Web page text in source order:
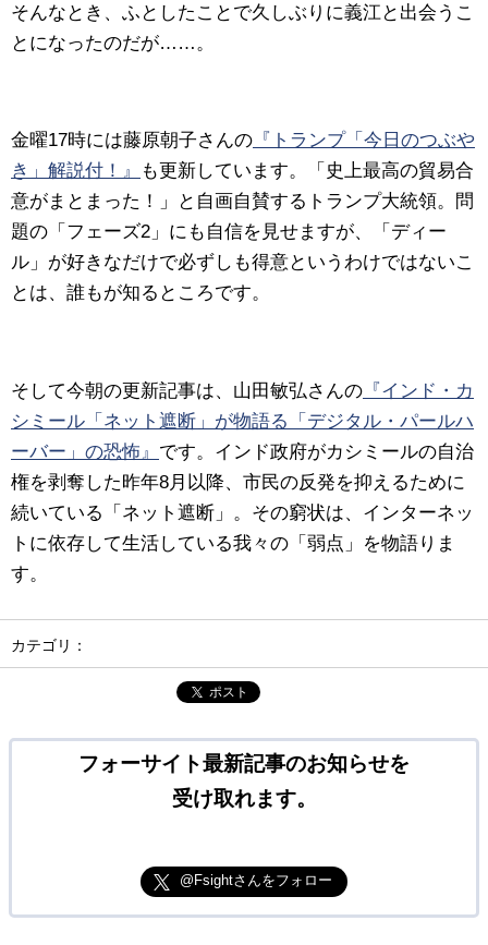
そんなとき、ふとしたことで久しぶりに義江と出会うこ
とになったのだが……。
金曜17時には藤原朝子さんの 『トランプ「今日のつぶや
き」解説付！』
も更新しています。「史上最高の貿易合
意がまとまった！」と自画自賛するトランプ大統領。問
題の「フェーズ2」にも自信を見せますが、「ディー
ル」が好きなだけで必ずしも得意というわけではないこ
とは、誰もが知るところです。
そして今朝の更新記事は、山田敏弘さんの 『インド・カ
シミール「ネット遮断」が物語る「デジタル・パールハ
ーバー」の恐怖』 です。インド政府がカシミールの自治
権を剥奪した昨年8月以降、市民の反発を抑えるために
続いている「ネット遮断」。その窮状は、インターネッ
トに依存して生活している我々の「弱点」を物語りま
す。
カテゴリ：
ポスト
フォーサイト最新記事のお知らせを
受け取れます。
@Fsightさんをフォロー